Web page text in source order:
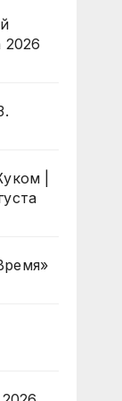
2026
|